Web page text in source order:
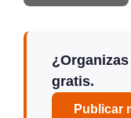
gratis.
Publicar